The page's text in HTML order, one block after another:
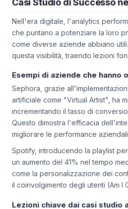
Nell'era digitale, l'analytics
che puntano a potenziare la loro
come diverse aziende abbiano
Esempi di aziende che hanno
Sephora, grazie
artificiale come "Virtual Artist", ha
incrementando il tasso di
Questo dimostra l'efficacia
migliorare le performance aziendali
Spotify, introducendo la playlist
un aumento del 41% nel tempo
come la personalizzazione dei